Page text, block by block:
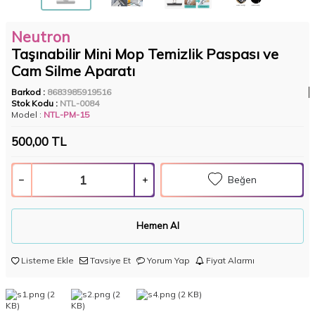
Neutron
Taşınabilir Mini Mop Temizlik Paspası ve
Cam Silme Aparatı
Barkod : 8683985919516
Stok Kodu : NTL-0084
Model : NTL-PM-15
500,00 TL
Beğen
Hemen Al
Listeme Ekle Tavsiye Et Yorum Yap Fiyat Alarmı